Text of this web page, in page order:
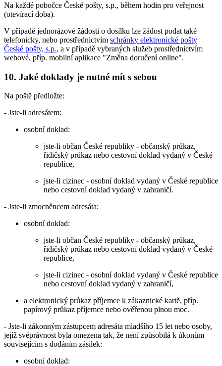
Na každé pobočce České pošty, s.p., během hodin pro veřejnost
(otevírací doba).
V případě jednorázové žádosti o dosílku lze žádost podat také
telefonicky, nebo prostřednictvím schránky elektronické pošty
České pošty, s.p., a v případě vybraných služeb prostřednictvím
webové, příp. mobilní aplikace "Změna doručení online".
10. Jaké doklady je nutné mít s sebou
Na poště předložte:
- Jste-li adresátem:
osobní doklad:
jste-li občan České republiky - občanský průkaz,
řidičský průkaz nebo cestovní doklad vydaný v České
republice,
jste-li cizinec - osobní doklad vydaný v České republice
nebo cestovní doklad vydaný v zahraničí.
- Jste-li zmocněncem adresáta:
osobní doklad:
jste-li občan České republiky - občanský průkaz,
řidičský průkaz nebo cestovní doklad vydaný v České
republice,
jste-li cizinec - osobní doklad vydaný v České republice
nebo cestovní doklad vydaný v zahraničí,
a elektronický průkaz příjemce k zákaznické kartě, příp.
papírový průkaz příjemce nebo ověřenou plnou moc.
- Jste-li zákonným zástupcem adresáta mladšího 15 let nebo osoby,
jejíž svéprávnost byla omezena tak, že není způsobilá k úkonům
souvisejícím s dodáním zásilek:
osobní doklad: